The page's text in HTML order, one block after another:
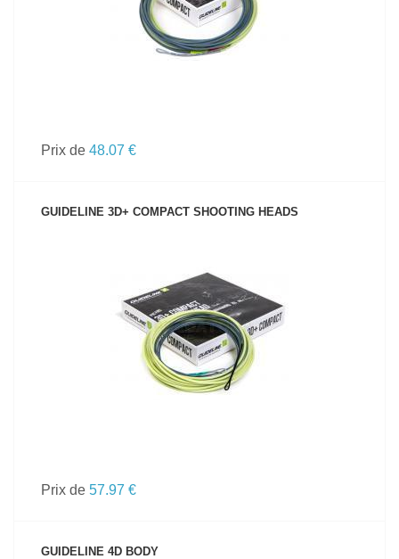
Prix de 48.07 €
GUIDELINE 3D+ COMPACT SHOOTING HEADS
VOIR LE PRODUIT
Prix de 57.97 €
GUIDELINE 4D BODY